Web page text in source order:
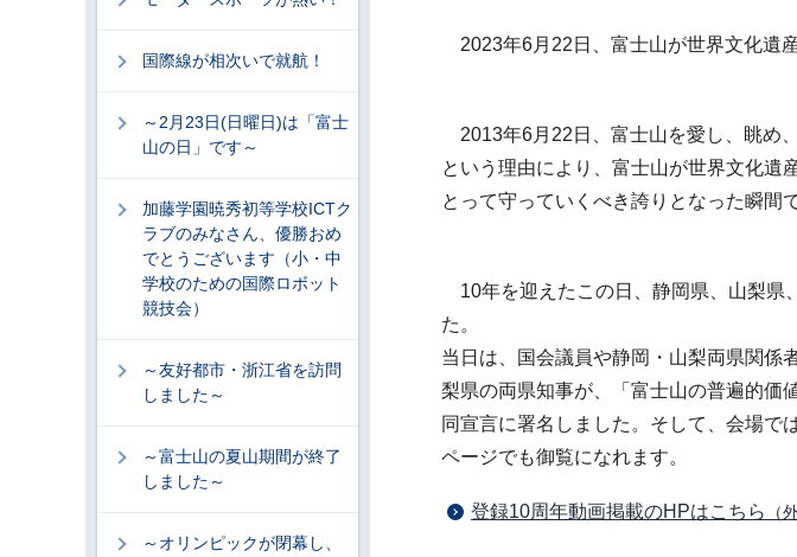
2023年6月22日、富士山が世界文化遺
2013年6月22日、富士山を愛し、眺め
という理由により、富士山が世界文化遺
とって守っていくべき誇りとなった瞬間
10年を迎えたこの日、静岡県、山梨県
た。
当日は、国会議員や静岡・山梨両県関係
梨県の両県知事が、「富士山の普遍的価
同宣言に署名しました。そして、会場で
ページでも御覧になれます。
登録10周年動画掲載のHPはこちら （
国際線が相次いで就航！
～2月23日(日曜日)は「富士
山の日」です～
加藤学園暁秀初等学校ICTク
ラブのみなさん、優勝おめ
でとうございます（小・中
学校のための国際ロボット
競技会）
～友好都市・浙江省を訪問
しました～
～富士山の夏山期間が終了
しました～
～オリンピックが閉幕し、